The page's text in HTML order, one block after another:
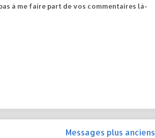
à me faire part de vos commentaires là-
Messages plus anciens